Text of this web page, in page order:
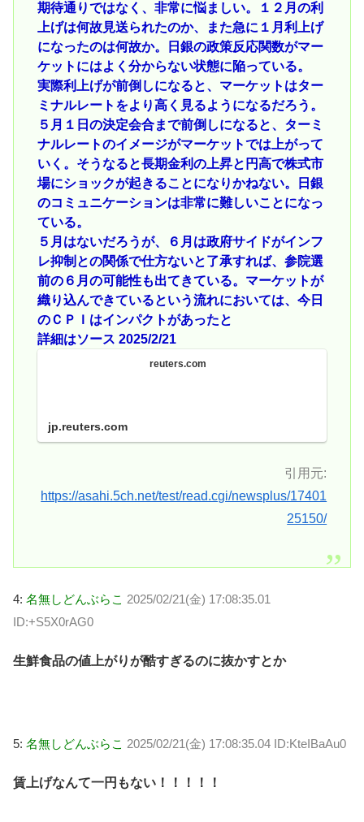
期待通りではなく、非常に悩ましい。１２月の利
上げは何故見送られたのか、また急に１月利上げ
になったのは何故か。日銀の政策反応関数がマー
ケットにはよく分からない状態に陥っている。
実際利上げが前倒しになると、マーケットはター
ミナルレートをより高く見るようになるだろう。
５月１日の決定会合まで前倒しになると、ターミ
ナルレートのイメージがマーケットでは上がって
いく。そうなると長期金利の上昇と円高で株式市
場にショックが起きることになりかねない。日銀
のコミュニケーションは非常に難しいことになっ
ている。
５月はないだろうが、６月は政府サイドがインフ
レ抑制との関係で仕方ないと了承すれば、参院選
前の６月の可能性も出てきている。マーケットが
織り込んできているという流れにおいては、今日
のＣＰＩはインパクトがあったと
詳細はソース 2025/2/21
reuters.com
jp.reuters.com
引用元:
https://asahi.5ch.net/test/read.cgi/newsplus/17401
25150/
4: 名無しどんぶらこ 2025/02/21(金) 17:08:35.01
ID:+S5X0rAG0
生鮮食品の値上がりが酷すぎるのに抜かすとか
5: 名無しどんぶらこ 2025/02/21(金) 17:08:35.04 ID:KteIBaAu0
賃上げなんて一円もない！！！！！